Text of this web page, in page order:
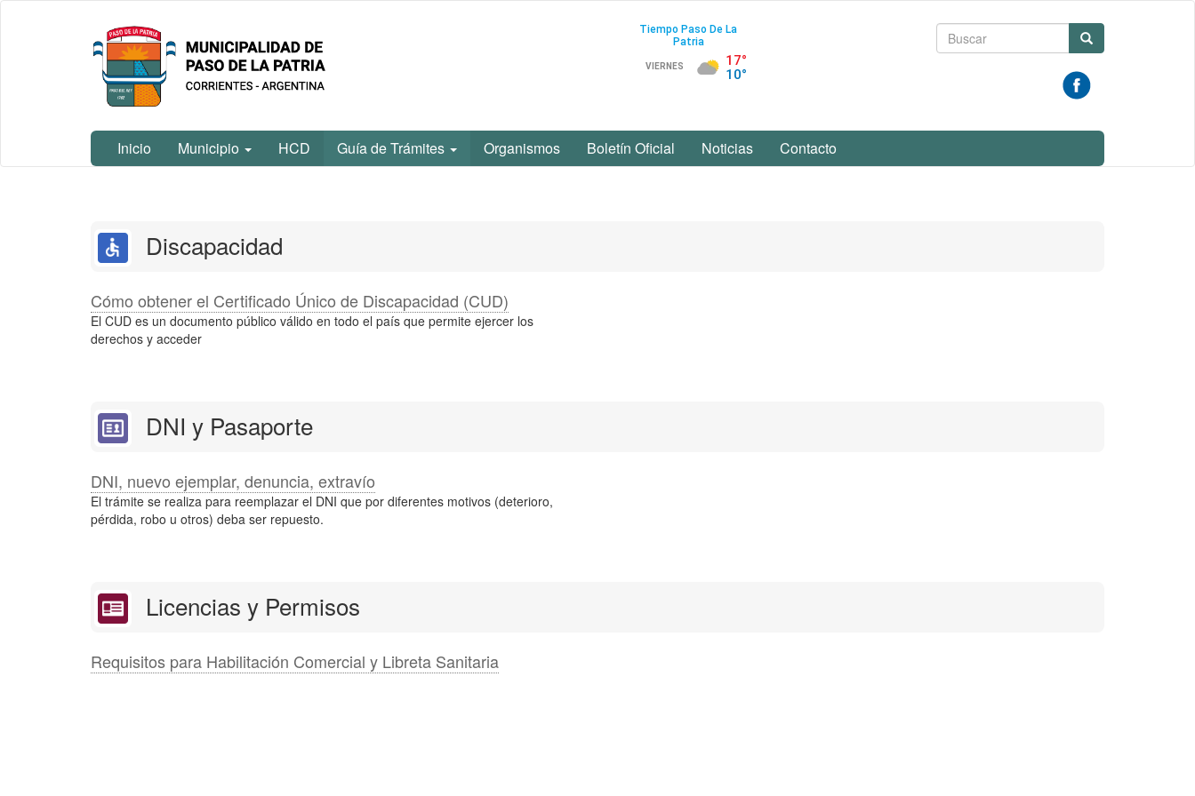
Municipalidad
de Paso De
La Patria
Formulario
Inicio Municipio HCD Guía de Trámites Organismos Boletín Oficial Noticias Contacto
principal
Discapacidad
Cómo obtener el Certificado Único de Discapacidad (CUD)
El CUD es un documento público válido en todo el país que permite ejercer los
derechos y acceder
DNI y Pasaporte
DNI, nuevo ejemplar, denuncia, extravío
El trámite se realiza para reemplazar el DNI que por diferentes motivos (deterioro,
pérdida, robo u otros) deba ser repuesto.
Licencias y Permisos
Requisitos para Habilitación Comercial y Libreta Sanitaria